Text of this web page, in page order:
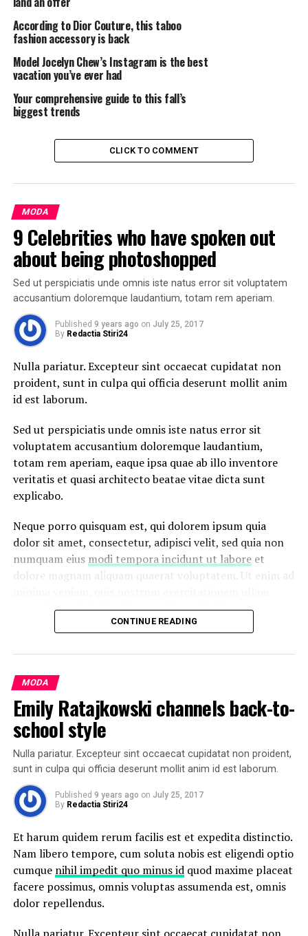
numquam eius modi tempora incidunt ut labore et
dolore magnam aliquam quaerat voluptatem. Ut enim ad
minima veniam, quis nostrum exercitationem ullam
corporis suscipit laboriosam, nisi ut aliquid ex ea
commodi consequatur.
At vero eos et accusamus et iusto odio dignissimos
ducimus qui blanditiis praesentium voluptatum deleniti
atque corrupti quos dolores et quas molestias excepturi
sint occaecati cupiditate non provident, similique sunt
laborum et dolorum fuga.
Quis autem vel eum iure reprehenderit qui in ea
voluptate velit esse quam nihil molestiae consequatur,
vel illum qui dolorem eum fugiat quo voluptas nulla
pariatur.
Temporibus autem quibusdam et aut officiis debitis aut
rerum necessitatibus saepe eveniet ut et voluptates
repudiandae sint et molestiae non recusandae. Itaque
earum rerum hic tenetur a sapiente delectus, ut aut
reiciendis voluptatibus maiores alias consequatur aut
perferendis doloribus asperiores repellat.
sed do eiusmod tempor incididunt ut labore et dolore
magna aliqua. Ut enim ad minim veniam, quis nostrud
exercitation ullamco laboris nisi ut aliquip ex ea
commodo consequat.
Nemo enim ipsam voluptatem quia voluptas sit
aspernatur aut odit aut fugit, sed quia consequuntur
magni dolores eos qui ratione voluptatem sequi
nesciunt.
Amazon will let customers try on clothes before they
buy
According to Dior Couture, this taboo
fashion accessory is back
Model Jocelyn Chew’s Instagram is the best
vacation you’ve ever had
Your comprehensive guide to this fall’s
biggest trends
CLICK TO COMMENT
MODA
9 Celebrities who have spoken out
about being photoshopped
Sed ut perspiciatis unde omnis iste natus error sit voluptatem
accusantium doloremque laudantium, totam rem aperiam.
Published 9 years ago on July 25, 2017
By Redactia Stiri24
Nulla pariatur. Excepteur sint occaecat cupidatat non
proident, sunt in culpa qui officia deserunt mollit anim
id est laborum.
Sed ut perspiciatis unde omnis iste natus error sit
voluptatem accusantium doloremque laudantium,
totam rem aperiam, eaque ipsa quae ab illo inventore
veritatis et quasi architecto beatae vitae dicta sunt
explicabo.
Neque porro quisquam est, qui dolorem ipsum quia
dolor sit amet, consectetur, adipisci velit, sed quia non
numquam eius modi tempora incidunt ut laboreet
dolore magnam aliquam quaerat voluptatem. Ut enim ad
corporis suscipit laboriosam, nisi ut aliquid ex ea
commodi consequatur.
At vero eos et accusamus et iusto odio dignissimos
ducimus qui blanditiis praesentium voluptatum deleniti
atque corrupti quos dolores et quas
sintoccaecati cupiditate non provident, similique sunt
in culpa qui officia deserunt mollitia animi, id est
laborum et dolorum fuga.
Quis autem vel eum iure reprehenderit qui in ea
voluptate velit esse quam nihil molestiae consequatur,
vel illum qui dolorem eum fugiat quo voluptas nulla
pariatur.
“Duis aute irure dolor in
reprehenderit in voluptate
velit esse cillum dolore eu
fugiat”
CONTINUE READING
MODA
Emily Ratajkowski channels back-to-
school style
Nulla pariatur. Excepteur sint occaecat cupidatat non proident,
sunt in culpa qui officia deserunt mollit anim id est laborum.
Published 9 years ago on July 25, 2017
By Redactia Stiri24
Et harum quidem rerum facilis est et expedita distinctio.
Nam libero tempore, cum soluta nobis est eligendi optio
cumque nihil impedit quo minus idquod maxime placeat
facere possimus, omnis voluptas assumenda est, omnis
dolor repellendus.